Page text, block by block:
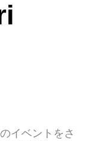
イベントをさ